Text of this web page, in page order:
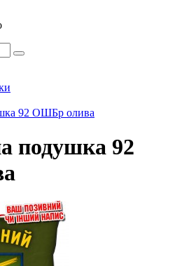
92 ОШБр олива
подушка 92